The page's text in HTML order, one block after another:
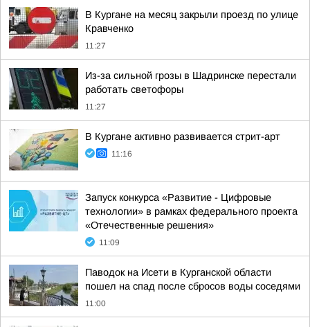
В Кургане на месяц закрыли проезд по улице
Кравченко
11:27
Из-за сильной грозы в Шадринске перестали
работать светофоры
11:27
В Кургане активно развивается стрит-арт
11:16
Запуск конкурса «Развитие - Цифровые
технологии» в рамках федерального проекта
«Отечественные решения»
11:09
Паводок на Исети в Курганской области
пошел на спад после сбросов воды соседями
11:00